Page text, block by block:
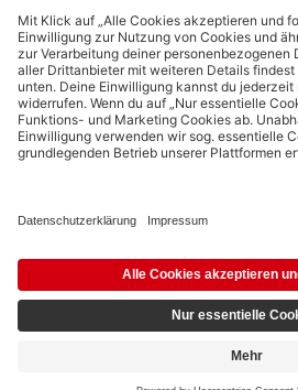
Links
Die Nutzung der Inhalte für Text- und Data-
Zusammenhang ausdrücklich vorbehalten